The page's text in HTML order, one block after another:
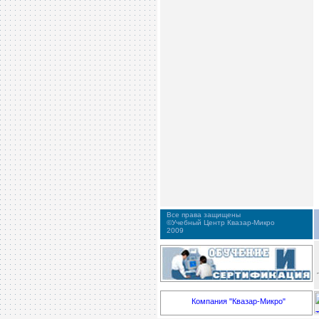
Все права защищены
©Учебный Центр Квазар-Микро
2009
Компания "Квазар-Микро"